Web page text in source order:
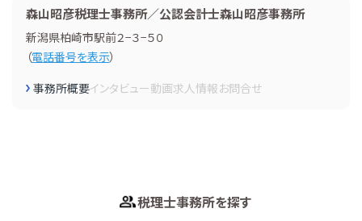
森山昭彦税理士事務所／公認会計士森山昭彦事務所
新潟県柏崎市駅前２−３−５０
（電話番号を表示）
事務所概要インタビュー動画求人情報お問合せ
税理士事務所を探す